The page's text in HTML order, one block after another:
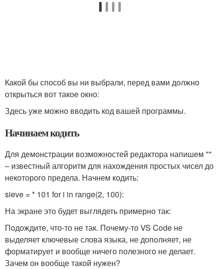
Какой бы способ вы ни выбрали, перед вами должно
открыться вот такое окно:
Здесь уже можно вводить код вашей программы.
Начинаем кодить
Для демонстрации возможностей редактора напишем ""
– известный алгоритм для нахождения простых чисел до
некоторого предела. Начнем кодить:
sieve =* 101 for i in range(2, 100):
На экране это будет выглядеть примерно так:
Подождите, что-то не так. Почему-то VS Code не
выделяет ключевые слова языка, не дополняет, не
форматирует и вообще ничего полезного не делает.
Зачем он вообще такой нужен?